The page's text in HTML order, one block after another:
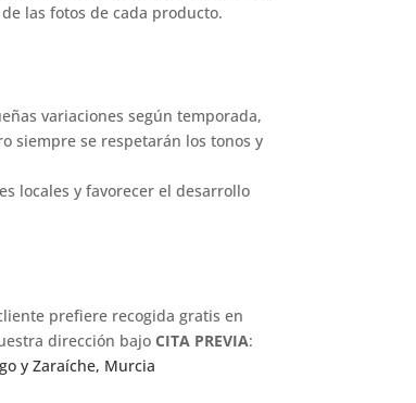
las fotos de cada producto.
variaciones según temporada,
siempre se respetarán los tonos y
locales y favorecer el desarrollo
prefiere recogida gratis en
dirección bajo CITA PREVIA:
y Zaraíche, Murcia